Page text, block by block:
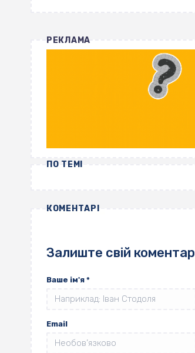
РЕКЛАМА
ПО ТЕМІ
КОМЕНТАРІ
Залиште свій коментар
Ваше ім'я *
Email